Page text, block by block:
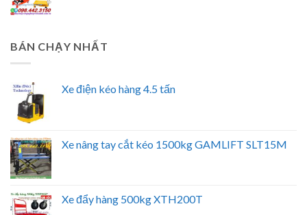
BÁN CHẠY NHẤT
Xe điện kéo hàng 4.5 tấn
Xe nâng tay cắt kéo 1500kg GAMLIFT SLT15M
Xe đẩy hàng 500kg XTH200T